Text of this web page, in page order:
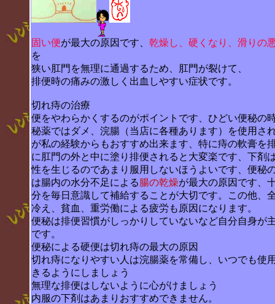
固い便が最大の原因です、 乾燥し、硬くなり、滑りの
を
狭い肛門を無理に通過するため、肛門が裂けて、
排便時の痛みの激しく出血しやすい症状です。
切れ痔の治療
便をやわらかくするのがポイントです、ひどい便秘の
秘薬ではダメ、浣腸（当店に各種あります）を使用さ
が私の経験からもおすすめ出来ます、特に痔の軟膏を
に肛門の外と中に塗り排便されると大変楽です、下剤
性を生じるのであまり服用しないほうよいです、便秘
は腸内の水分不足による腸の乾燥が最大の原因です、
分を毎日意識して補給することが大切です。この他、
冷え、貧血、重労働による疲労も原因になります。
便秘は排便習慣がしっかりしていないなど自分自身が
です。
便秘による硬便は切れ痔の最大の原因
切れ痔になりやすい人は浣腸薬を常備し、いつでも使
きるようにしましょう
無理な排便はしないように心がけましょう
内服の下剤はあまりおすすめできません。